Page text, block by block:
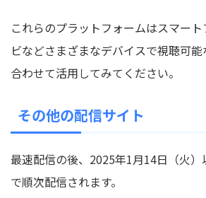
これらのプラットフォームはスマー
ビなどさまざまなデバイスで視聴可能
合わせて活用してみてください。
その他の配信サイト
最速配信の後、2025年1月14日（火）
で順次配信されます。